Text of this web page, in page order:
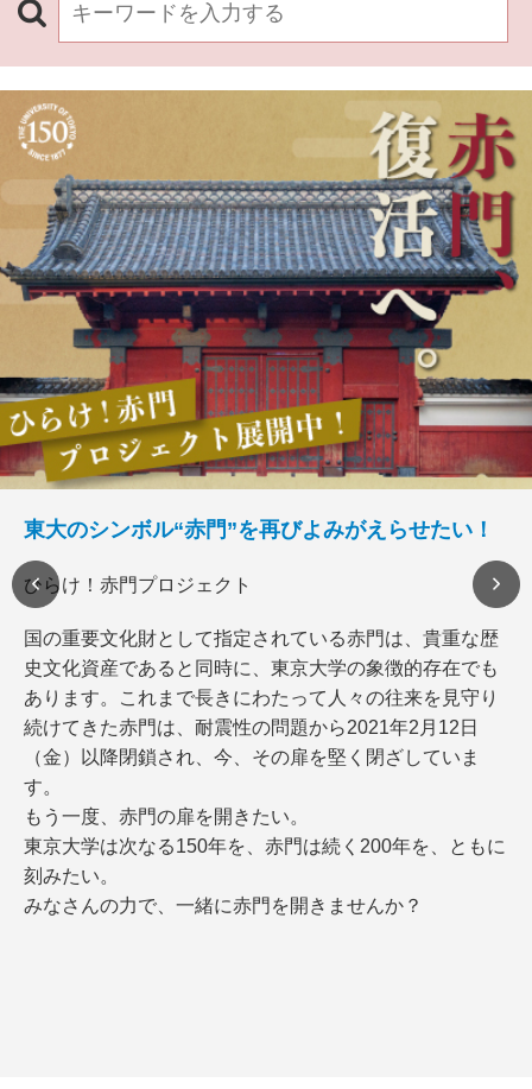
東大のシンボル“赤門”を再びよみがえらせたい！
ひらけ！赤門プロジェクト
国の重要文化財として指定されている赤門は、貴重な歴
史文化資産であると同時に、東京大学の象徴的存在でも
あります。これまで長きにわたって人々の往来を見守り
続けてきた赤門は、耐震性の問題から2021年2月12日
（金）以降閉鎖され、今、その扉を堅く閉ざしていま
す。
もう一度、赤門の扉を開きたい。
東京大学は次なる150年を、赤門は続く200年を、ともに
刻みたい。
みなさんの力で、一緒に赤門を開きませんか？